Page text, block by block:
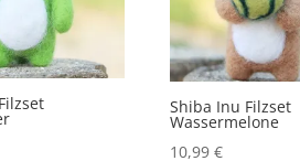
Shiba Inu Filzset
Wassermelone
10,99 €